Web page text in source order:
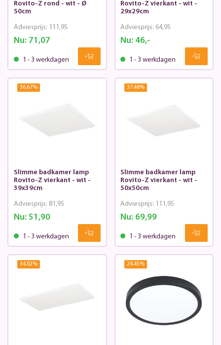
Rovito-Z rond - wit - Ø
50cm
Nu:71,07
Adviesprijs: 111,95
1 - 3 werkdagen
Rovito-Z vierkant - wit -
29x29cm
Nu: 46,-
Adviesprijs: 64,95
1 - 3 werkdagen
36.67%
Slimme badkamer lamp
Rovito-Z vierkant - wit -
39x39cm
Nu:51,90
Adviesprijs: 81,95
1 - 3 werkdagen
37.48%
Slimme badkamer lamp
Rovito-Z vierkant - wit -
50x50cm
Nu: 69,99
Adviesprijs: 111,95
1 - 3 werkdagen
34.02% 24.45%